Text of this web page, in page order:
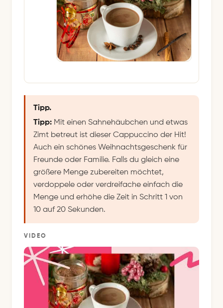
Tipp.
Tipp: Mit einen Sahnehäubchen und etwas
Zimt betreut ist dieser Cappuccino der Hit!
Auch ein schönes Weihnachtsgeschenk für
Freunde oder Familie. Falls du gleich eine
größere Menge zubereiten möchtet,
verdoppele oder verdreifache einfach die
Menge und erhöhe die Zeit in Schritt 1 von
10 auf 20 Sekunden.
VIDEO